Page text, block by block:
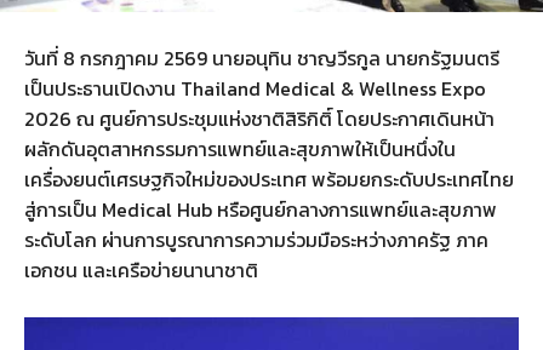
วันที่ 8 กรกฎาคม 2569 นายอนุทิน ชาญวีรกูล นายกรัฐมนตรี
เป็นประธานเปิดงาน Thailand Medical & Wellness Expo
2026 ณ ศูนย์การประชุมแห่งชาติสิริกิติ์ โดยประกาศเดินหน้า
ผลักดันอุตสาหกรรมการแพทย์และสุขภาพให้เป็นหนึ่งใน
เครื่องยนต์เศรษฐกิจใหม่ของประเทศ พร้อมยกระดับประเทศไทย
สู่การเป็น Medical Hub หรือศูนย์กลางการแพทย์และสุขภาพ
ระดับโลก ผ่านการบูรณาการความร่วมมือระหว่างภาครัฐ ภาค
เอกชน และเครือข่ายนานาชาติ